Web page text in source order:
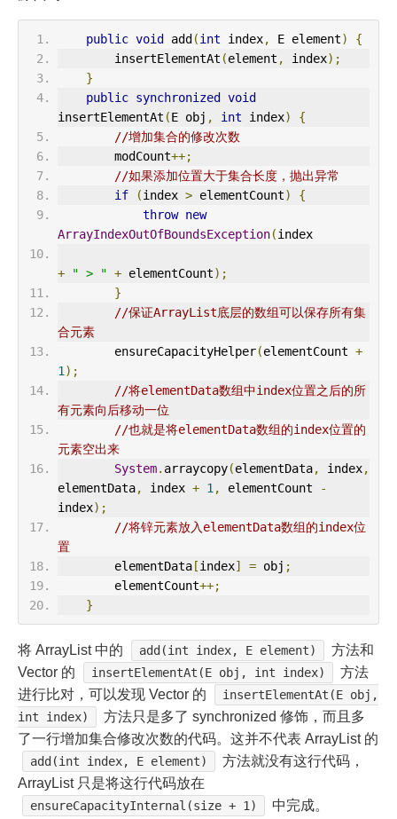
public void add (int index, E element)
{
        insertElementAt
(element , index);
}
public synchronized
void
insertElementAt (E obj , int index)
{
//增加集合的修改次数
        modCount
++;
//如果添加位置大于集合长度，抛出异常
if
(index > elementCount)
{
throw new
ArrayIndexOutOfBoundsException(index
+ " > " + elementCount);
}
//保证ArrayList底层的数组可以保存所有集
合元素
        ensureCapacityHelper
(elementCount +
1 );
//将elementData数组中index位置之后的所
有元素向后移动一位
//也就是将elementData数组的index位置的
元素空出来
System. arraycopy(elementData, index,
elementData, index + 1 , elementCount
-
index);
//将锌元素放入elementData数组的index位
置
        elementData
[index] = obj ;
        elementCount
++;
}
将 ArrayList 中的 add(int index, E element)
方法和
Vector 的
insertElementAt(E obj, int index)
方法
进行比对，可以发现 Vector 的
insertElementAt(E obj,
int index)
方法只是多了 synchronized 修饰，而且多
了一行增加集合修改次数的代码。这并不代表 ArrayList 的
add(int index, E element)
方法就没有这行代码，
ArrayList 只是将这行代码放在
ensureCapacityInternal(size + 1) 中完成。